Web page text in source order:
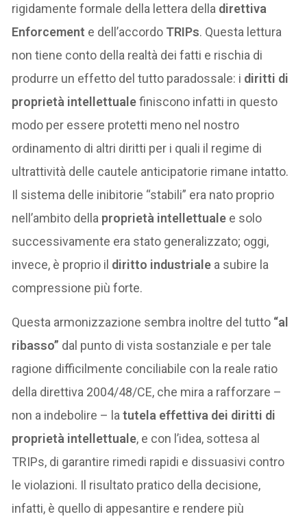
rigidamente formale della lettera della direttiva
Enforcement e dell’accordo TRIPs. Questa lettura
non tiene conto della realtà dei fatti e rischia di
produrre un effetto del tutto paradossale: i diritti di
proprietà intellettualefiniscono infatti in questo
modo per essere protetti meno nel nostro
ordinamento di altri diritti per i quali il regime di
ultrattività delle cautele anticipatorie rimane intatto.
Il sistema delle inibitorie “stabili” era nato proprio
nell’ambito della proprietà intellettuale e solo
successivamente era stato generalizzato; oggi,
invece, è proprio il diritto industriale a subire la
compressione più forte.
Questa armonizzazione sembra inoltre del tutto “al
ribasso” dal punto di vista sostanziale e per tale
ragione difficilmente conciliabile con la reale ratio
della direttiva 2004/48/CE, che mira a rafforzare –
non a indebolire – latutela effettiva dei diritti di
proprietà intellettuale, e con l’idea, sottesa al
TRIPs, di garantire rimedi rapidi e dissuasivi contro
le violazioni. Il risultato pratico della decisione,
infatti, è quello di appesantire e rendere più